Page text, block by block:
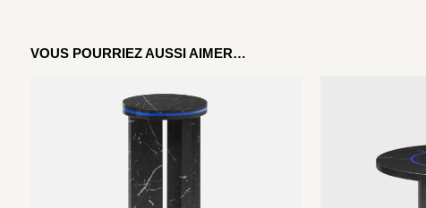
VOUS POURRIEZ AUSSI AIMER…